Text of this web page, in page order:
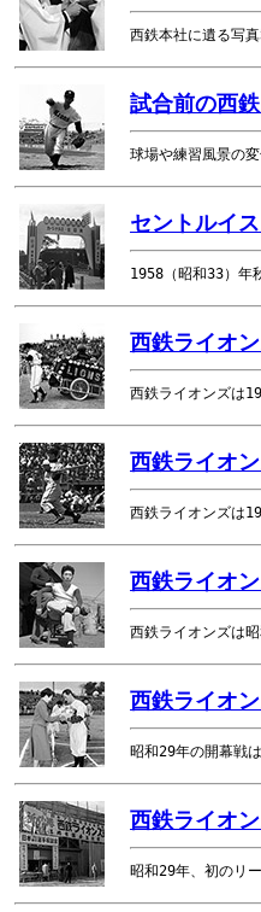
西鉄本社に遺る写
試合前の西
球場や練習風景の
セントルイ
1958（昭和33）年
西鉄ライオ
西鉄ライオンズは
西鉄ライオ
西鉄ライオンズは
西鉄ライオ
西鉄ライオンズは
西鉄ライオ
昭和29年の開幕戦
西鉄ライオ
昭和29年、初のリ